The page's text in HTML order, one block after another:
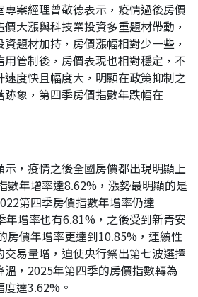
案經理曾敬德表示，疫情過後房價
大漲與科技業投資多重題材帶動，
題材加持，房價漲幅相對少一些，
管制後，房價表現也相對穩定，不
度快且幅度大，明顯在政策抑制之
象，第四季房價指數年跌幅在
，疫情之後全國房價都出現明顯上
數年增率達8.62%，漲勢最明顯的是
第四季房價指數年增率仍達
年增率也有6.81%，之後受到新青安
房價年增率更達到10.85%，連續性
易量增，迫使央行祭出第七波選擇
，2025年第四季的房價指數轉為
達3.62%。